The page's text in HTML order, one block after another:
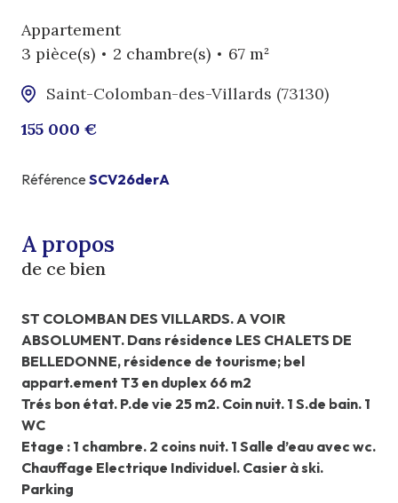
Appartement
3 pièce(s)
2 chambre(s)
67 m²
Saint-Colomban-des-Villards (73130)
155 000 €
Référence SCV26derA
A propos
de ce bien
ST COLOMBAN DES VILLARDS. A VOIR
ABSOLUMENT. Dans résidence LES CHALETS DE
BELLEDONNE, résidence de tourisme; bel
appart.ement T3 en duplex 66 m2
Trés bon état. P.de vie 25 m2. Coin nuit. 1 S.de bain. 1
WC
Etage : 1 chambre. 2 coins nuit. 1 Salle d’eau avec wc.
Chauffage Electrique Individuel. Casier à ski.
Parking